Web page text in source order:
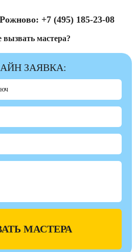
+7 (495) 185-23-08
вызвать мастера?
ЗАЯВКА:
МАСТЕРА